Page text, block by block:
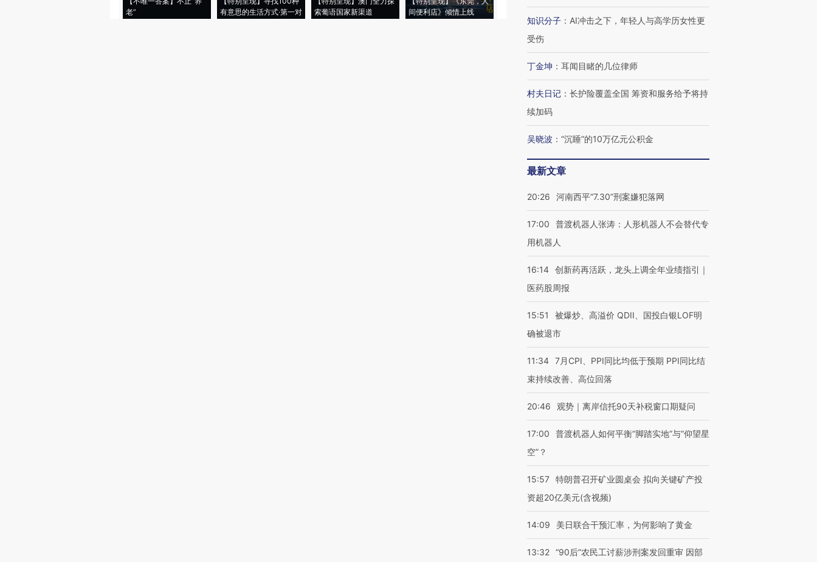
老”
有意思的生活方式·第一对
索葡语国家新渠道
间便利店》倾情上线
知识分子 ： AI冲击之下，年轻人与高学历女性更
受伤
丁金坤 ： 耳闻目睹的几位律师
村夫日记 ： 长护险覆盖全国 筹资和服务给予将持
续加码
吴晓波 ： “沉睡”的10万亿元公积金
最新文章
20:26 河南西平“7.30”刑案嫌犯落网
17:00
普渡机器人张涛：人形机器人不会替代专
用机器人
16:14 创新药再活跃，龙头上调全年业绩指引｜
医药股周报
15:51
被爆炒、高溢价 QDII、国投白银LOF明
确被退市
11:34 7月CPI、PPI同比均低于预期 PPI同比结
束持续改善、高位回落
20:46 观势｜离岸信托90天补税窗口期疑问
17:00
普渡机器人如何平衡“脚踏实地”与“仰望星
空”？
15:57 特朗普召开矿业圆桌会 拟向关键矿产投
资超20亿美元(含视频)
14:09 美日联合干预汇率，为何影响了黄金
13:32 “90后”农民工讨薪涉刑案发回重审 因部